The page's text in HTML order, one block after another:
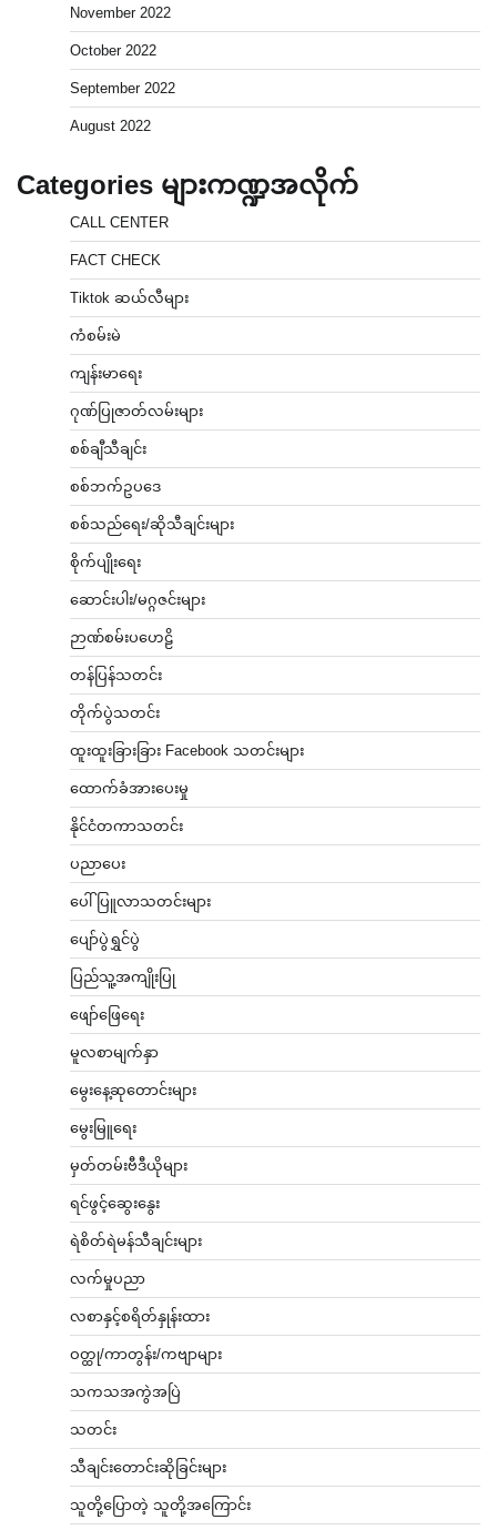
November 2022
October 2022
September 2022
August 2022
Categories များကဏ္ဍအလိုက်
CALL CENTER
FACT CHECK
Tiktok ဆယ်လီများ
ကံစမ်းမဲ
ကျန်းမာရေး
ဂုဏ်ပြုဇာတ်လမ်းများ
စစ်ချီသီချင်း
စစ်ဘက်ဥပဒေ
စစ်သည်ရေး/ဆိုသီချင်းများ
စိုက်ပျိုးရေး
ဆောင်းပါး/မဂ္ဂဇင်းများ
ဉာဏ်စမ်းပဟေဠိ
တန်ပြန်သတင်း
တိုက်ပွဲသတင်း
ထူးထူးခြားခြား Facebook သတင်းများ
ထောက်ခံအားပေးမှု
နိုင်ငံတကာသတင်း
ပညာပေး
ပေါ်ပြူလာသတင်းများ
ပျော်ပွဲရွှင်ပွဲ
ပြည်သူ့အကျိုးပြု
ဖျော်ဖြေရေး
မူလစာမျက်နှာ
မွေးနေ့ဆုတောင်းများ
မွေးမြူရေး
မှတ်တမ်းဗီဒီယိုများ
ရင်ဖွင့်ဆွေးနွေး
ရဲစိတ်ရဲမန်သီချင်းများ
လက်မှုပညာ
လစာနှင့်စရိတ်နှုန်းထား
ဝတ္ထု/ကာတွန်း/ကဗျာများ
သကသအကွဲအပြဲ
သတင်း
သီချင်းတောင်းဆိုခြင်းများ
သူတို့ပြောတဲ့ သူတို့အကြောင်း